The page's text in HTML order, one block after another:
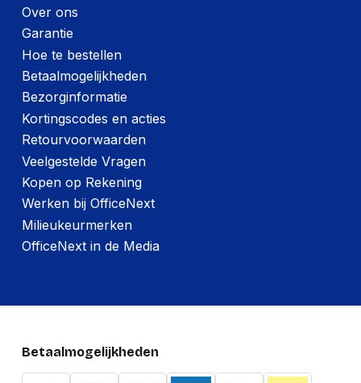
Over ons
Garantie
Hoe te bestellen
Betaalmogelijkheden
Bezorginformatie
Kortingscodes en acties
Retourvoorwaarden
Veelgestelde Vragen
Kopen op Rekening
Werken bij OfficeNext
Milieukeurmerken
OfficeNext in de Media
Betaalmogelijkheden